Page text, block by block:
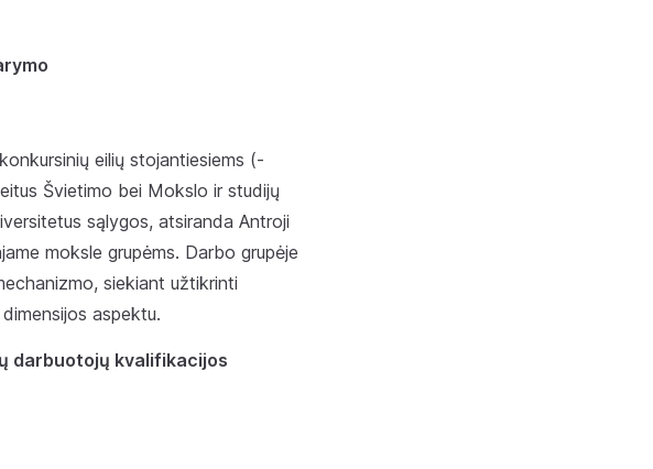
eilių stojantiesiems (-
Švietimo bei Mokslo ir studijų
sąlygos, atsiranda Antroji
moksle grupėms. Darbo grupėje
siekiant užtikrinti
aspektu.
darbuotojų kvalifikacijos